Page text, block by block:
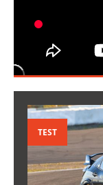
TEST